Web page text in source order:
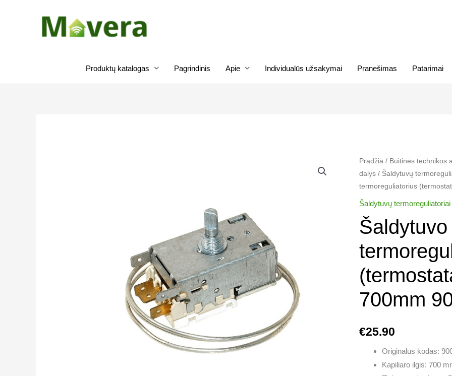
Produktų katalogas Pagrindinis Apie Individualūs užsakymai Pranešimas Patarimai
Pradžia / Buitinės technikos
dalys / Šaldytuvų
termoreguliatorius
Šaldytuvų
700mm
€25.90
Originalus kodas:
Kapiliaro ilgis: 700
produkto
kiekis:
Šaldytuvo
BEKO
termoreguliatorius
(termostatas),
K59,
700mm
9002754085